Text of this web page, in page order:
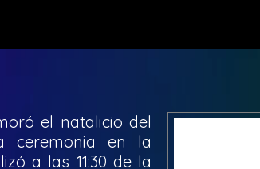
el natalicio del
ceremonia en la
a las 11:30 de la